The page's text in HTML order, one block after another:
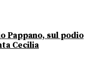
Pappano, sul podio
Cecilia